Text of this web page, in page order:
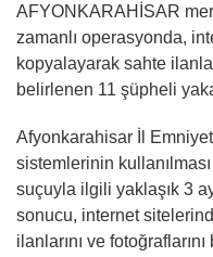
AFYONKARAHİSAR
zamanlı operasyonda,
kopyalayarak sahte
belirlenen 11 şüpheli
Afyonkarahisar İl
sistemlerinin kullanılması
suçuyla ilgili yaklaşık 3
sonucu, internet
ilanlarını ve